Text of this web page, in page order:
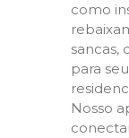
como
sancas,
para
Nosso